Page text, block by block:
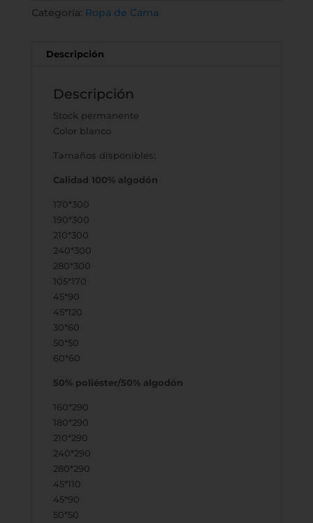
Categoría: Ropa de Cama
Descripción
Descripción
Stock permanente
Color blanco
Tamaños disponibles:
Calidad 100% algodón
170*300
190*300
210*300
240*300
280*300
105*170
45*90
45*120
30*60
50*50
60*60
50% poliéster/50% algodón
160*290
180*290
210*290
240*290
280*290
45*110
45*90
50*50